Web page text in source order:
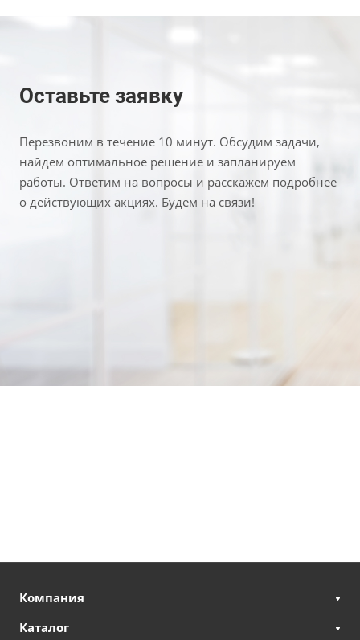
Оставьте заявку
Перезвоним в течение 10 минут. Обсудим задачи,
найдем оптимальное решение и запланируем
работы. Ответим на вопросы и расскажем подробнее
о действующих акциях. Будем на связи!
Компания
Каталог